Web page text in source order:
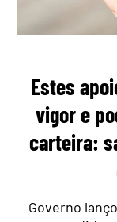
Estes
vigor e
carteira:
Governo